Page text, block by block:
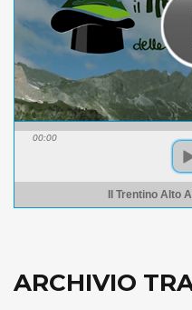
00:00
Il Trentino Alto
ARCHIVIO